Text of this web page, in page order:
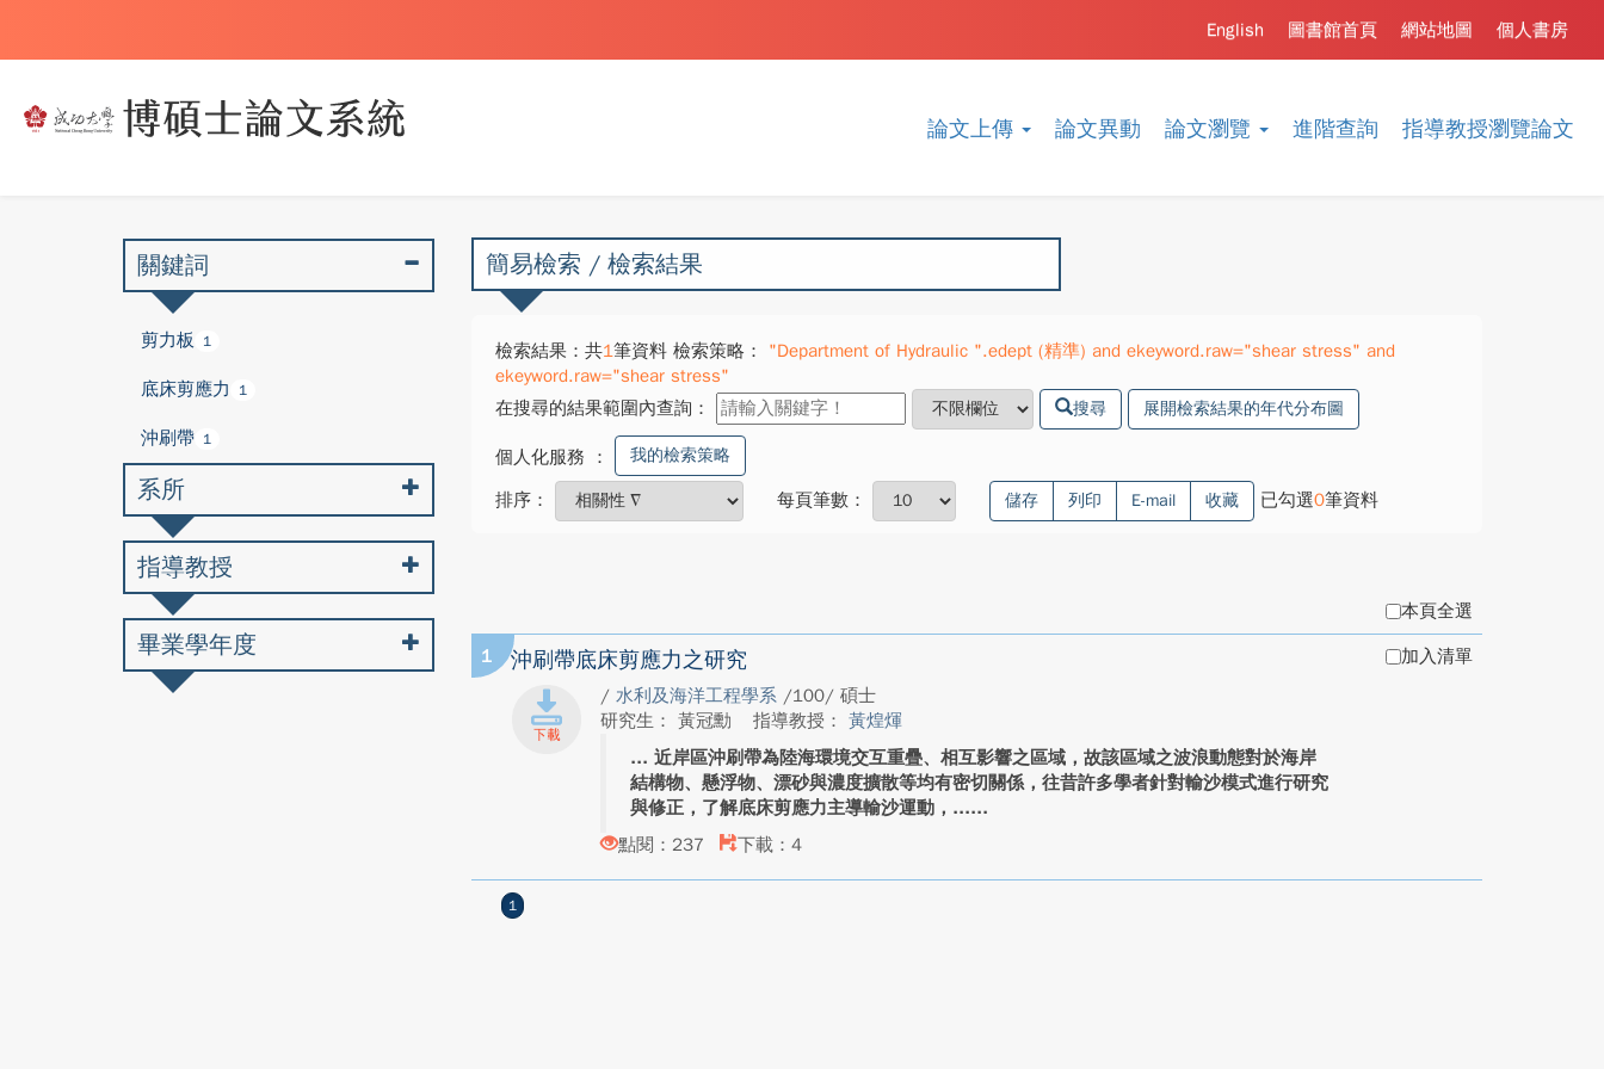
論文上傳 論文異動 論文瀏覽 進階查詢 指導教授瀏覽論文
個人書房
網站地圖
圖書館首頁
English
簡易檢索 / 檢索結果
檢索結果：共1筆資料 檢索策略：
"Department of Hydraulic ".edept (精準) and ekeyword.raw="shear stress" and
ekeyword.raw="shear stress"
在搜尋的結果範圍內查詢：
搜尋 展開檢索結果的年代分布圖
個人化服務 ： 我的檢索策略
排序： 每頁筆數： 儲存 列印 E-mail 收藏 已勾選0筆資料
本頁全選
1 沖刷帶底床剪應力之研究
/ 水利及海洋工程學系 /100/ 碩士
研究生： 黃冠勳
指導教授： 黃煌煇
近岸區沖刷帶為陸海環境交互重疊、相互影響之區域，故該區域之波浪動態對於海岸
結構物、懸浮物、漂砂與濃度擴散等均有密切關係，往昔許多學者針對輸沙模式進行研究
與修正，了解底床剪應力主導輸沙運動，...
點閱：237
下載：4
加入清單
1
關鍵詞
剪力板 1
底床剪應力 1
沖刷帶 1
系所
指導教授
畢業學年度